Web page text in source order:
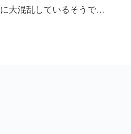
大混乱しているそうで…